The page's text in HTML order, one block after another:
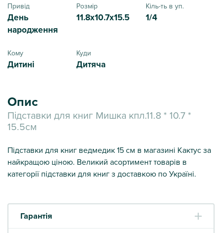
Привід
День
народження
Розмір
11.8x10.7x15.5
Кіль-ть в уп.
1/4
Кому
Дитині
Куди
Дитяча
Опис
Підставки для книг Мишка кпл.11.8 * 10.7 *
15.5см
Підставки для книг ведмедик 15 см в магазині Кактус за
найкращою ціною. Великий асортимент товарів в
категорії підставки для книг з доставкою по Україні.
Гарантія